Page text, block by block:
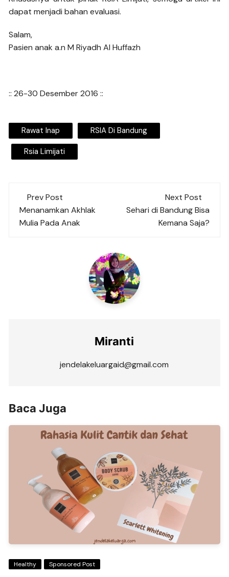
dapat menjadi bahan evaluasi.
Salam,
Pasien anak a.n M Riyadh Al Huffazh
:: 26-30 Desember 2016 ::
Rawat Inap RSIA Di Bandung
Rsia Limijati
Post
navigation
Prev Post
Menanamkan Akhlak
Mulia Pada Anak
Next Post
Sehari di Bandung Bisa
Kemana Saja?
Miranti
jendelakeluargaid@gmail.com
Baca Juga
Healthy Sponsored Post